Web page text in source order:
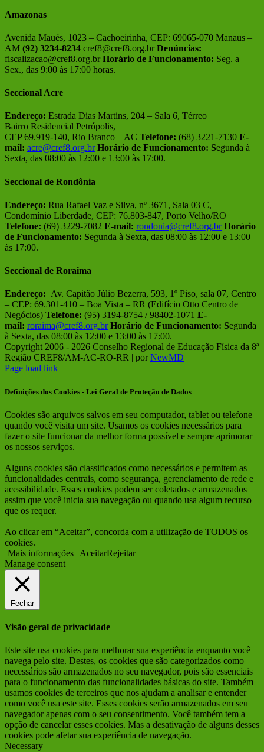
Amazonas
Avenida Maués, 1023 – Cachoeirinha, CEP: 69065-070 Manaus –
AM (92) 3234-8234 cref8@cref8.org.br Denúncias:
fiscalizacao@cref8.org.br Horário de Funcionamento: Seg. a
Sex., das 9:00 às 17:00 horas.
Seccional Acre
Endereço: Estrada Dias Martins, 204 – Sala 6, Térreo
Bairro Residencial Petrópolis,
CEP 69.919-140, Rio Branco – AC Telefone: (68) 3221-7130 E-
mail: acre@cref8.org.br Horário de Funcionamento: Segunda à
Sexta, das 08:00 às 12:00 e 13:00 às 17:00.
Seccional de Rondônia
Endereço: Rua Rafael Vaz e Silva, nº 3671, Sala 03 C,
Condomínio Liberdade, CEP: 76.803-847, Porto Velho/RO
Telefone: (69) 3229-7082 E-mail: rondonia@cref8.org.br Horário
de Funcionamento: Segunda à Sexta, das 08:00 às 12:00 e 13:00
às 17:00.
Seccional de Roraima
Endereço: Av. Capitão Júlio Bezerra, 593, 1º Piso, sala 07, Centro
– CEP: 69.301-410 – Boa Vista – RR (Edifício Otto Centro de
Negócios) Telefone: (95) 3194-8754 / 98402-1071 E-
mail: roraima@cref8.org.br Horário de Funcionamento: Segunda
à Sexta, das 08:00 às 12:00 e 13:00 às 17:00.
Copyright 2006 - 2026 Conselho Regional de Educação Física da 8ª
Região CREF8/AM-AC-RO-RR | porNewMD
Facebook
Instagram
Page load link
Definições dos Cookies - Lei Geral de Proteção de Dados
Cookies são arquivos salvos em seu computador, tablet ou telefone
quando você visita um site. Usamos os cookies necessários para
fazer o site funcionar da melhor forma possível e sempre aprimorar
os nossos serviços.
Alguns cookies são classificados como necessários e permitem as
funcionalidades centrais, como segurança, gerenciamento de rede e
acessibilidade. Esses cookies podem ser coletados e armazenados
assim que você inicia sua navegação ou quando usa algum recurso
que os requer.
Ao clicar em “Aceitar”, concorda com a utilização de TODOS os
cookies.
Mais informações
AceitarRejeitar
Manage consent
Fechar
Visão geral de privacidade
Este site usa cookies para melhorar sua experiência enquanto você
navega pelo site. Destes, os cookies que são categorizados como
necessários são armazenados no seu navegador, pois são essenciais
para o funcionamento das funcionalidades básicas do site. Também
usamos cookies de terceiros que nos ajudam a analisar e entender
como você usa este site. Esses cookies serão armazenados em seu
navegador apenas com o seu consentimento. Você também tem a
opção de cancelar esses cookies. Mas a desativação de alguns desses
cookies pode afetar sua experiência de navegação.
Necessary